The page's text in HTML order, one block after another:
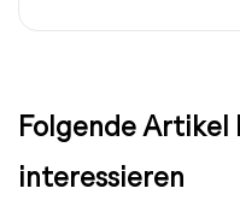
Folgende Artikel
interessieren